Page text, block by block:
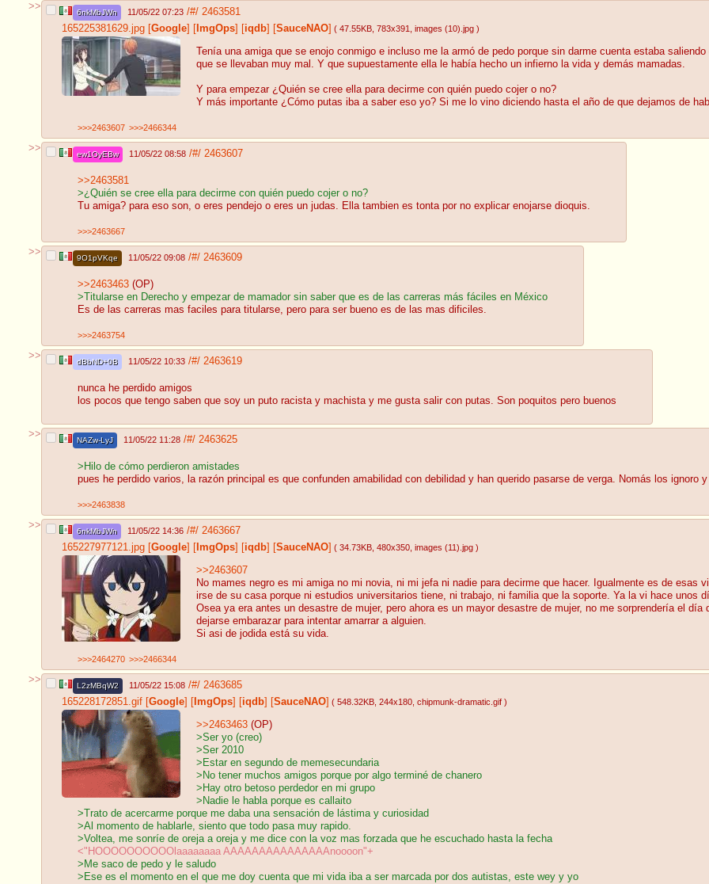
>>
6nkMbJWn 11/05/22 07:23 /#/ 2463581
165225381629.jpg Google ImgOps iqdb SauceNAO ( 47.55KB , 783x391 , images (10).jpg )
Tenía una amiga que se enojo conmigo e incluso me la armó de pedo porque sin darme cuenta estaba
que se llevaban muy mal. Y que supuestamente ella le había hecho un infierno la vida y demás mamadas.
Y para empezar ¿Quién se cree ella para decirme con quién puedo cojer o no?
Y más importante ¿Cómo putas iba a saber eso yo? Si me lo vino diciendo hasta el año de que dejamos de
>>>2463607 >>>2466344
>>
ew1OyEBw 11/05/22 08:58 /#/ 2463607
>>2463581
>¿Quién se cree ella para decirme con quién puedo cojer o no?
Tu amiga? para eso son, o eres pendejo o eres un judas. Ella tambien es tonta por no explicar enojarse dioquis.
>>>2463667
>>
9O1pVKqe 11/05/22 09:08 /#/ 2463609
>>2463463 (OP)
>Titularse en Derecho y empezar de mamador sin saber que es de las carreras más fáciles en México
Es de las carreras mas faciles para titularse, pero para ser bueno es de las mas dificiles.
>>>2463754
>>
dBbND+0B 11/05/22 10:33 /#/ 2463619
nunca he perdido amigos
los pocos que tengo saben que soy un puto racista y machista y me gusta salir con putas. Son poquitos pero buenos
>>
NAZw-LyJ 11/05/22 11:28 /#/ 2463625
>Hilo de cómo perdieron amistades
pues he perdido varios, la razón principal es que confunden amabilidad con debilidad y han querido pasarse de verga. Nomás los ignoro
>>>2463838
>>
6nkMbJWn 11/05/22 14:36 /#/ 2463667
165227977121.jpg Google ImgOps iqdb SauceNAO ( 34.73KB , 480x350 , images (11).jpg )
>>2463607
No mames negro es mi amiga no mi novia, ni mi jefa ni nadie para decirme que hacer. Igualmente es de esas
irse de su casa porque ni estudios universitarios tiene, ni trabajo, ni familia que la soporte. Ya la vi hace unos
Osea ya era antes un desastre de mujer, pero ahora es un mayor desastre de mujer, no me sorprendería el
dejarse embarazar para intentar amarrar a alguien.
Si asi de jodida está su vida.
>>>2464270 >>>2466344
>>
L2zMBqW2 11/05/22 15:08 /#/ 2463685
165228172851.gif Google ImgOps iqdb SauceNAO ( 548.32KB , 244x180 , chipmunk-dramatic.gif )
>>2463463 (OP)
>Ser yo (creo)
>Ser 2010
>Estar en segundo de memesecundaria
>No tener muchos amigos porque por algo terminé de chanero
>Hay otro betoso perdedor en mi grupo
>Nadie le habla porque es callaito
>Trato de acercarme porque me daba una sensación de lástima y curiosidad
>Al momento de hablarle, siento que todo pasa muy rapido.
>Voltea, me sonríe de oreja a oreja y me dice con la voz mas forzada que he escuchado hasta la fecha
<"HOOOOOOOOOOlaaaaaaaa AAAAAAAAAAAAAAAnoooon"+
>Me saco de pedo y le saludo
>Ese es el momento en el que me doy cuenta que mi vida iba a ser marcada por dos autistas, este wey y yo